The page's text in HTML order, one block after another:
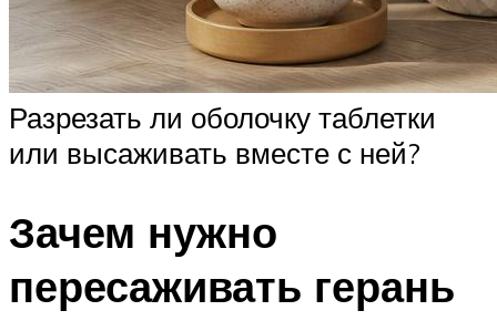
Разрезать ли оболочку таблетки
или высаживать вместе с ней?
Зачем нужно
пересаживать герань